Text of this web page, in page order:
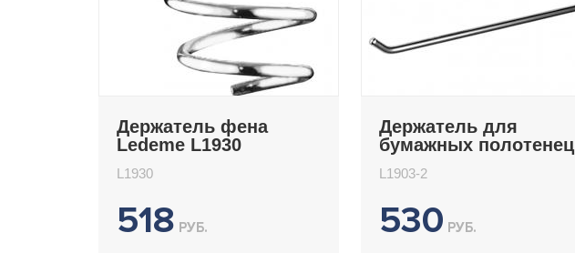
Держатель фена
Ledeme L1930
L1930
518 РУБ.
Держатель для
бумажных полотенец
L1903-2
530 РУБ.